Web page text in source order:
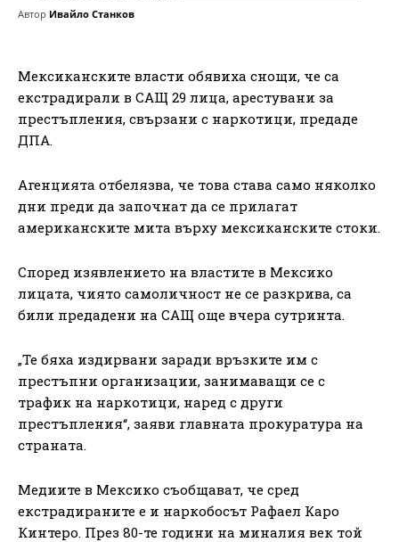
Автор Ивайло Станков
Мексиканските власти обявиха снощи, че са
екстрадирали в САЩ 29 лица, арестувани за
престъпления, свързани с наркотици, предаде
ДПА.
Агенцията отбелязва, че това става само няколко
дни преди да започнат да се прилагат
американските мита върху мексиканските стоки.
Според изявлението на властите в Мексико
лицата, чиято самоличност не се разкрива, са
били предадени на САЩ още вчера сутринта.
„Те бяха издирвани заради връзките им с
престъпни организации, занимаващи се с
трафик на наркотици, наред с други
престъпления“, заяви главната прокуратура на
страната.
Медиите в Мексико съобщават, че сред
екстрадираните е и наркобосът Рафаел Каро
Кинтеро. През 80-те години на миналия век той